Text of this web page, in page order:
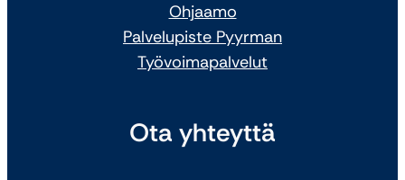
Ohjaamo
Palvelupiste Pyyrman
Työvoimapalvelut
Ota yhteyttä